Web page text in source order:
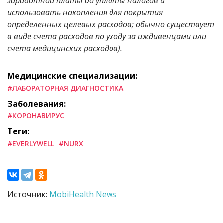
использовать накопления для покрытия
определенных целевых расходов; обычно существует
в виде счета расходов по уходу за иждивенцами или
счета медицинских расходов).
Медицинские специализации:
#ЛАБОРАТОРНАЯ ДИАГНОСТИКА
Заболевания:
#КОРОНАВИРУС
Теги:
#EVERLYWELL #NURX
Источник: MobiHealth News